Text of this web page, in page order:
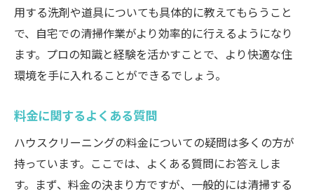
用する洗剤や道具についても具体的に教えてもらうこと
で、自宅での清掃作業がより効率的に行えるようになり
ます。プロの知識と経験を活かすことで、より快適な住
環境を手に入れることができるでしょう。
料金に関するよくある質問
ハウスクリーニングの料金についての疑問は多くの方が
持っています。ここでは、よくある質問にお答えしま
す。まず、料金の決まり方ですが、一般的には清掃する